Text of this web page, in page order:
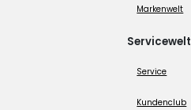
Markenwelt
Servicewelt
Service
Kundenclub